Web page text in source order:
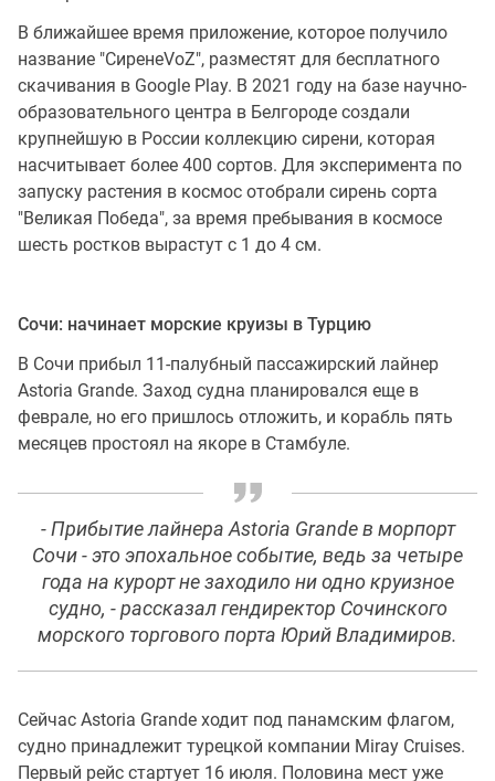
В ближайшее время приложение, которое получило
название "СиренеVоZ", разместят для бесплатного
скачивания в Google Play. В 2021 году на базе научно-
образовательного центра в Белгороде создали
крупнейшую в России коллекцию сирени, которая
насчитывает более 400 сортов. Для эксперимента по
запуску растения в космос отобрали сирень сорта
"Великая Победа", за время пребывания в космосе
шесть ростков вырастут с 1 до 4 см.
Сочи: начинает морские круизы в Турцию
В Сочи прибыл 11-палубный пассажирский лайнер
Astoria Grande. Заход судна планировался еще в
феврале, но его пришлось отложить, и корабль пять
месяцев простоял на якоре в Стамбуле.
- Прибытие лайнера Astoria Grande в морпорт
Сочи - это эпохальное событие, ведь за четыре
года на курорт не заходило ни одно круизное
судно, - рассказал гендиректор Сочинского
морского торгового порта Юрий Владимиров.
Сейчас Astoria Grande ходит под панамским флагом,
судно принадлежит турецкой компании Miray Cruises.
Первый рейс стартует 16 июля. Половина мест уже